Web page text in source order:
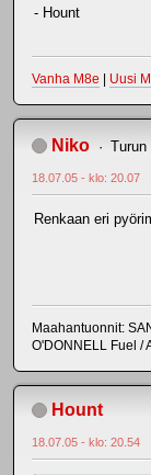
- Hount
Vanha M8e | Uusi
Niko Turun
18.07.05 - klo: 20.07
Renkaan eri
Maahantuonnit:
O'DONNELL Fuel /
Hount
18.07.05 - klo: 20.54